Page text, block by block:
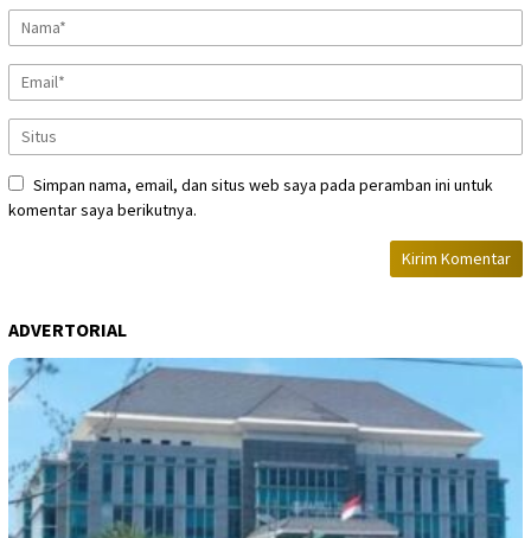
Simpan nama, email, dan situs web saya pada peramban ini untuk
komentar saya berikutnya.
ADVERTORIAL